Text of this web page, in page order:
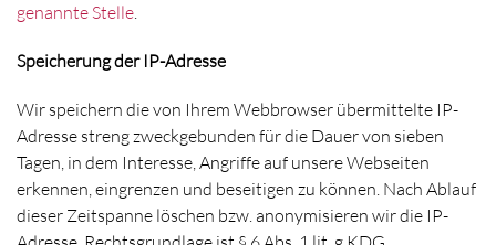
genannte Stelle.
Speicherung der IP-Adresse
Wir speichern die von Ihrem Webbrowser übermittelte IP-
Adresse streng zweckgebunden für die Dauer von sieben
Tagen, in dem Interesse, Angriffe auf unsere Webseiten
erkennen, eingrenzen und beseitigen zu können. Nach Ablauf
dieser Zeitspanne löschen bzw. anonymisieren wir die IP-